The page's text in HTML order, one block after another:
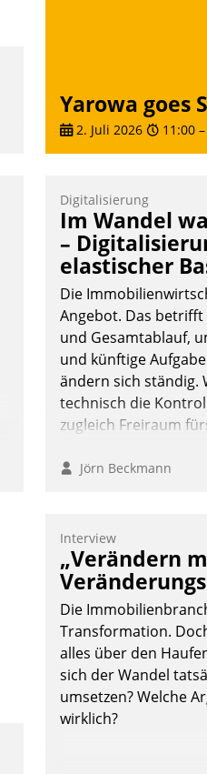
Yarowa goes
2. Juli 2026 11:00 –
Digitalisierung
Im Wandel
–
elastischer
Die
Angebot. Das betrifft
und Gesamtablauf,
und künftige
ändern sich ständig.
technisch die
zugleich Freiraum
Jörn Beckmann
Interview
„Verändern
Die
Transformation.
alles über den
sich der Wandel
umsetzen? Welche
wirklich?